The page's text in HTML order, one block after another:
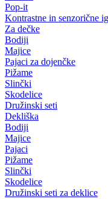
Pop-it
Kontrastne in senzorične
Za dečke
Bodiji
Majice
Pajaci za dojenčke
Pižame
Slinčki
Skodelice
Družinski seti
Dekliška
Bodiji
Majice
Pajaci
Pižame
Slinčki
Skodelice
Družinski seti za deklice